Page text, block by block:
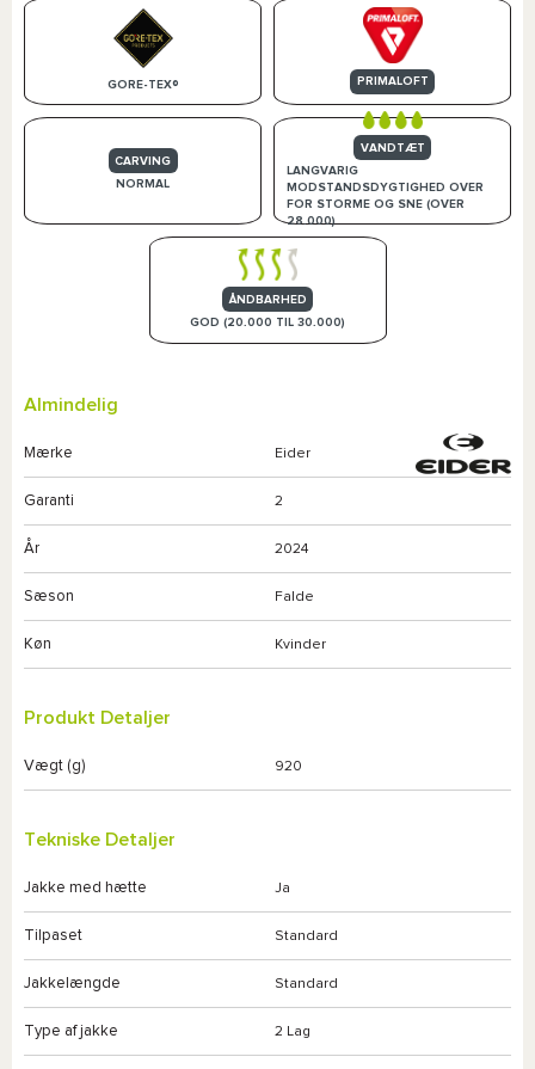
GORE-TEX® PRIMALOFT
CARVING
NORMAL
VANDTÆT
LANGVARIG
MODSTANDSDYGTIGHED OVER
FOR STORME OG SNE (OVER
28.000)
ÅNDBARHED
GOD (20.000 TIL 30.000)
Almindelig
Mærke Eider
Garanti 2
År 2024
Sæson Falde
Køn Kvinder
Produkt Detaljer
Vægt (g) 920
Tekniske Detaljer
Jakke med hætte Ja
Tilpaset Standard
Jakkelængde Standard
Type af jakke 2 Lag